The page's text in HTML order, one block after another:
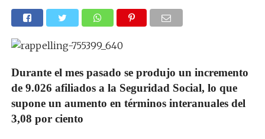
Durante el mes pasado se produjo un incremento
de 9.026 afiliados a la Seguridad Social, lo que
supone un aumento en términos interanuales del
3,08 por ciento